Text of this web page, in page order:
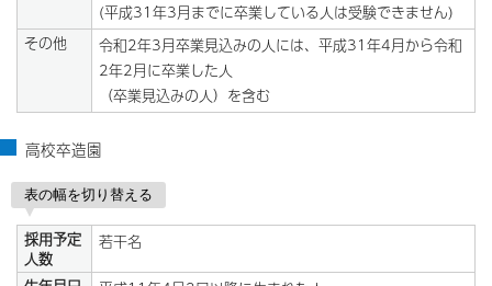
(平成31年3月までに卒業している人は受験できません)
その他
令和2年3月卒業見込みの人には、平成31年4月から令和
2年2月に卒業した人
（卒業見込みの人）を含む
高校卒造園
表の幅を切り替える
採用予定
人数
若干名